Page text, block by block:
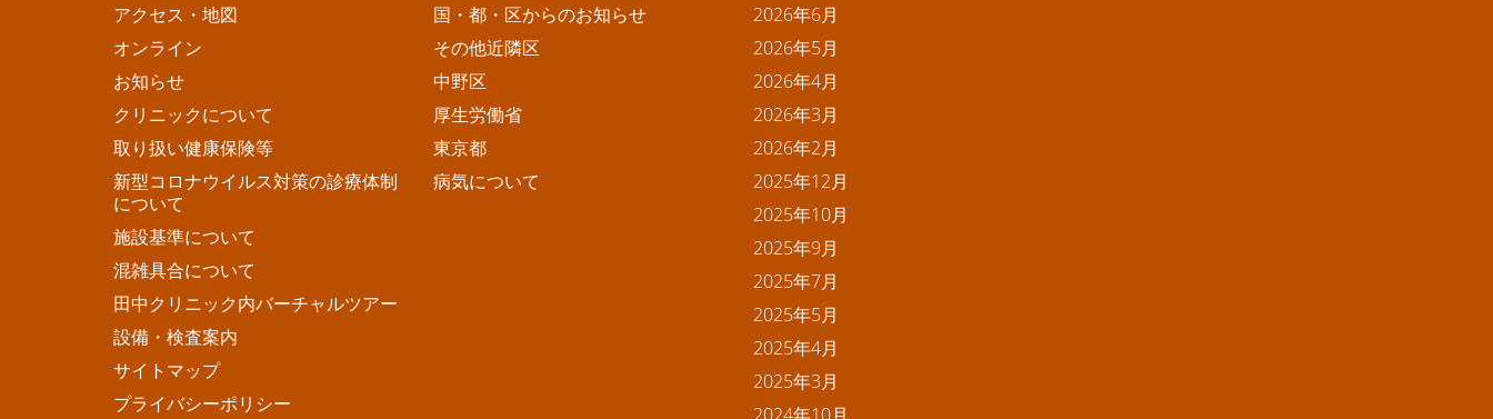
アクセス・地図
オンライン
お知らせ
クリニックについて
取り扱い健康保険等
新型コロナウイルス対策の診療体制
について
施設基準について
混雑具合について
田中クリニック内バーチャルツアー
設備・検査案内
サイトマップ
プライバシーポリシー
国・都・区からのお知らせ
その他近隣区
中野区
厚生労働省
東京都
病気について
2026年6月
2026年5月
2026年4月
2026年3月
2026年2月
2025年12月
2025年10月
2025年9月
2025年7月
2025年5月
2025年4月
2025年3月